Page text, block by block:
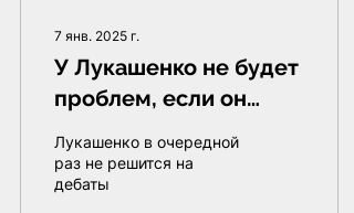
7 янв. 2025 г.
У Лукашенко не будет
проблем, если он
«нарисует» себе 99%
Лукашенко в очередной
раз не решится на
дебаты